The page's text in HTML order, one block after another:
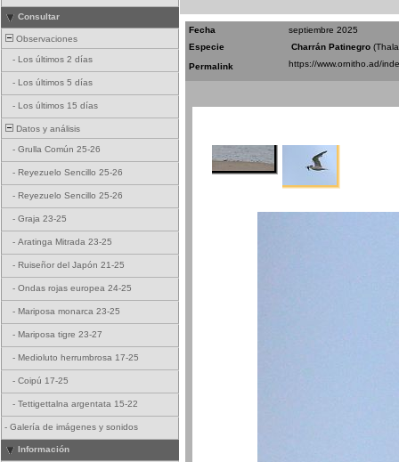
Consultar
Observaciones
- Los últimos 2 días
- Los últimos 5 días
- Los últimos 15 días
Datos y análisis
- Grulla Común 25-26
- Reyezuelo Sencillo 25-26
- Reyezuelo Sencillo 25-26
- Graja 23-25
- Aratinga Mitrada 23-25
- Ruiseñor del Japón 21-25
- Ondas rojas europea 24-25
- Mariposa monarca 23-25
- Mariposa tigre 23-27
- Medioluto herrumbrosa 17-25
- Coipú 17-25
- Tettigettalna argentata 15-22
- Galería de imágenes y sonidos
Información
Fecha
septiembre 2025
Especie
Charrán Patinegro
Permalink